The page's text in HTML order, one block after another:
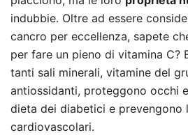
indubbie. Oltre ad essere
cancro per eccellenza, sapete
per fare un pieno di vitamina C?
tanti sali minerali, vitamine del
antiossidanti, proteggono occhi
dieta dei diabetici e prevengono
cardiovascolari.